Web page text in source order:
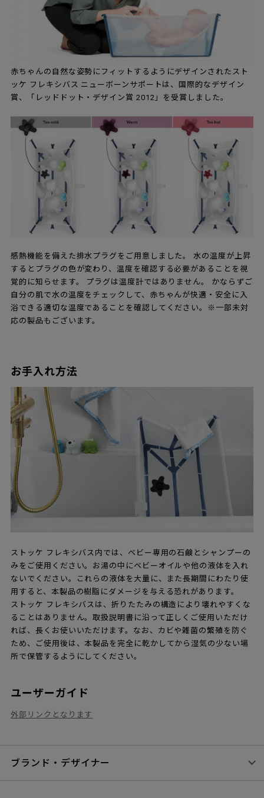
赤ちゃんの自然な姿勢にフィットするようにデザインされたスト
ッケ フレキシバス ニューボーンサポートは、国際的なデザイン
賞、「レッドドット・デザイン賞 2012」を受賞しました。
感熱機能を備えた排水プラグをご用意しました。 水の温度が上昇
するとプラグの色が変わり、温度を確認する必要があることを視
覚的に知らせます。 プラグは温度計ではありません。 かならずご
自分の肌で水の温度をチェックして、赤ちゃんが快適・安全に入
浴できる適切な温度であることを確認してください。※一部未対
応の製品もございます。
お手入れ方法
ストッケ フレキシバス内では、ベビー専用の石鹸とシャンプーの
みをご使用ください。お湯の中にベビーオイルや他の液体を入れ
ないでください。これらの液体を大量に、また長期間にわたり使
用すると、本製品の樹脂にダメージを与える恐れがあります。
ストッケ フレキシバスは、折りたたみの構造により壊れやすくな
ることはありません。取扱説明書に沿って正しくご使用いただけ
れば、長くお使いいただけます。なお、カビや雑菌の繁殖を防ぐ
ため、ご使用後は、本製品を完全に乾かしてから湿気の少ない場
所で保管するようにしてください。
ユーザーガイド
外部リンクとなります
ブランド・デザイナー